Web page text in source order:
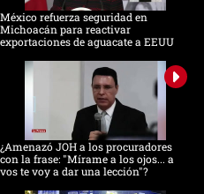
México refuerza seguridad en
Michoacán para reactivar
exportaciones de aguacate a EEUU
¿Amenazó JOH a los procuradores
con la frase: "Mírame a los ojos... a
vos te voy a dar una lección"?